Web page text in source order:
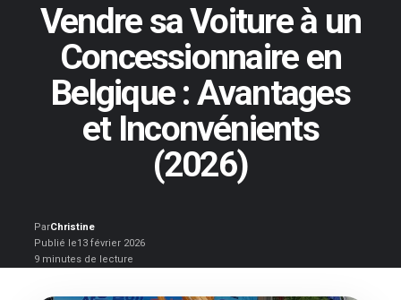
Vendre sa Voiture à un
Concessionnaire en
Belgique : Avantages
et Inconvénients
(2026)
ParChristine
Publié le13 février 2026
9 minutes de lecture